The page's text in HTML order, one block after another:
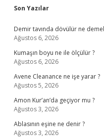
Sidebar
Son Yazılar
Demir tavında dövülür ne
Ağustos 6, 2026
Kumaşın boyu ne ile ölçülür ?
Ağustos 6, 2026
Avene Cleanance ne işe yarar ?
Ağustos 5, 2026
Amon Kur’an’da geçiyor mu ?
Ağustos 3, 2026
Ablasının eşine ne denir ?
Ağustos 3, 2026